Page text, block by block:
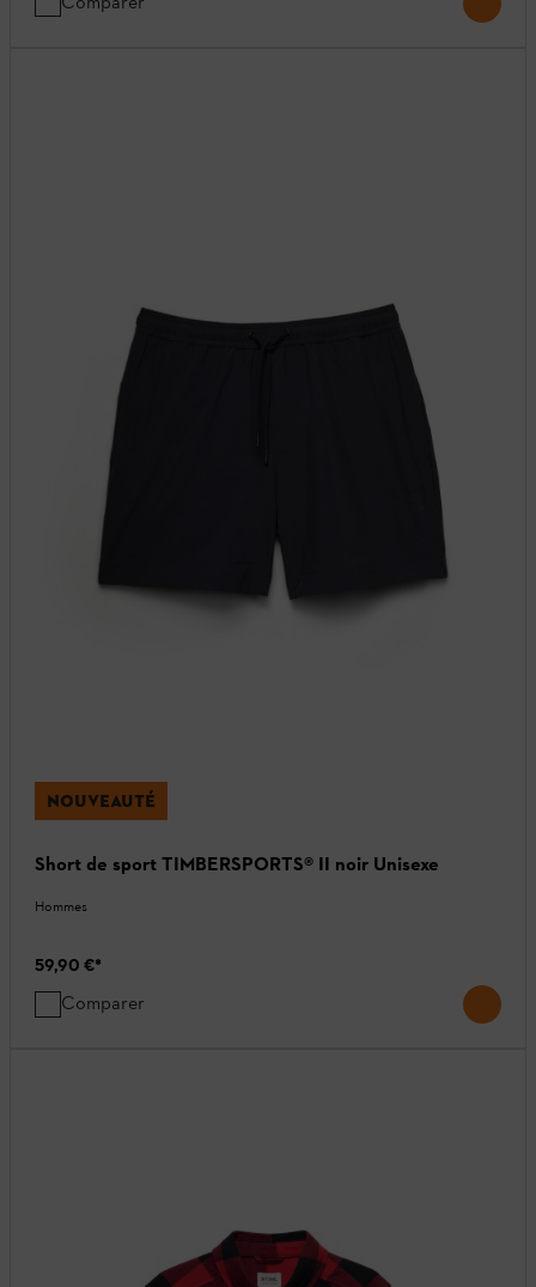
NOUVEAUTÉ
Short de sport TIMBERSPORTS® II noir Unisexe
Hommes
59,90 €*
Comparer